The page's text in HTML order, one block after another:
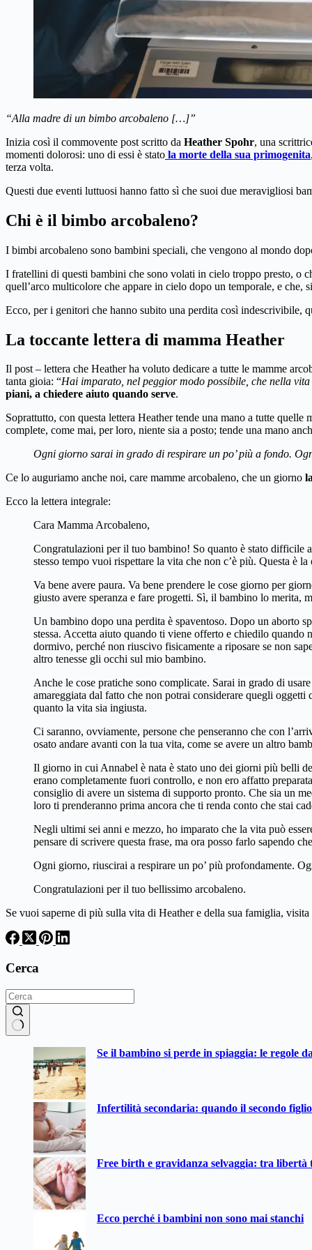
“Alla madre di un bimbo arcobaleno […]”
Inizia così il commovente post scritto da Heather Spohr, una
momenti dolorosi: uno di essi è stato la morte della sua primogenita
terza volta.
Questi due eventi luttuosi hanno fatto sì che suoi due meravigliosi
Chi è il bimbo arcobaleno?
I bimbi arcobaleno sono bambini speciali, che vengono al mondo
I fratellini di questi bambini che sono volati in cielo troppo presto, o
quell’arco multicolore che appare in cielo dopo un temporale, e che,
Ecco, per i genitori che hanno subito una perdita così indescrivibile,
La toccante lettera di mamma Heather
Il post – lettera che Heather ha voluto dedicare a tutte le mamme
tanta gioia: “Hai imparato, nel peggior modo possibile, che nella
piani, a chiedere aiuto quando serve.
Soprattutto, con questa lettera Heather tende una mano a tutte quelle
complete, come mai, per loro, niente sia a posto; tende una mano
Ogni giorno sarai in grado di respirare un po’ più a fondo.
Ce lo auguriamo anche noi, care mamme arcobaleno, che un giorno
Ecco la lettera integrale:
Cara Mamma Arcobaleno,
Congratulazioni per il tuo bambino! So quanto è stato difficile
stesso tempo vuoi rispettare la vita che non c’è più. Questa è
Va bene avere paura. Va bene prendere le cose giorno per
giusto avere speranza e fare progetti. Sì, il bambino lo merita,
Un bambino dopo una perdita è spaventoso. Dopo un aborto
stessa. Accetta aiuto quando ti viene offerto e chiedilo quando
dormivo, perché non riuscivo fisicamente a riposare se non
altro tenesse gli occhi sul mio bambino.
Anche le cose pratiche sono complicate. Sarai in grado di
amareggiata dal fatto che non potrai considerare quegli
quanto la vita sia ingiusta.
Ci saranno, ovviamente, persone che penseranno che con
osato andare avanti con la tua vita, come se avere un altro
Il giorno in cui Annabel è nata è stato uno dei giorni più belli
erano completamente fuori controllo, e non ero affatto
consiglio di avere un sistema di supporto pronto. Che sia un
loro ti prenderanno prima ancora che ti renda conto che stai
Negli ultimi sei anni e mezzo, ho imparato che la vita può
pensare di scrivere questa frase, ma ora posso farlo sapendo
Ogni giorno, riuscirai a respirare un po’ più profondamente.
Congratulazioni per il tuo bellissimo arcobaleno.
Se vuoi saperne di più sulla vita di Heather e della sua famiglia,
Cerca
Se il bambino si perde in spiaggia: le regole
Infertilità secondaria: quando il secondo
Free birth e gravidanza selvaggia: tra libertà
Ecco perché i bambini non sono mai stanchi